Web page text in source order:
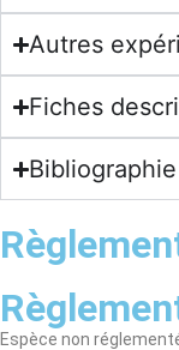
Autres
Fiches
Espèce non